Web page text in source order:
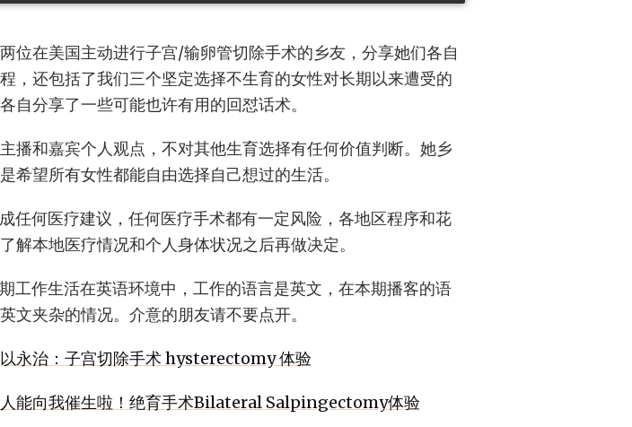
位在美国主动进行子宫/输卵管切除手术的乡友，分享她们各自
，还包括了我们三个坚定选择不生育的女性对长期以来遭受的
自分享了一些可能也许有用的回怼话术。
播和嘉宾个人观点，不对其他生育选择有任何价值判断。她乡
希望所有女性都能自由选择自己想过的生活。
任何医疗建议，任何医疗手术都有一定风险，各地区程序和花
解本地医疗情况和个人身体状况之后再做决定。
工作生活在英语环境中，工作的语言是英文，在本期播客的语
文夹杂的情况。介意的朋友请不要点开。
永治：子宫切除手术 hysterectomy 体验
能向我催生啦！绝育手术Bilateral Salpingectomy体验